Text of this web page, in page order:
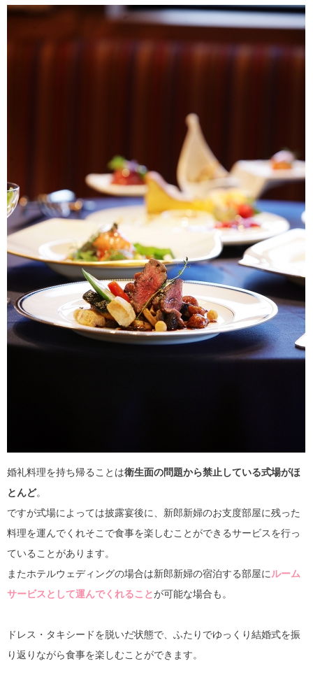
婚礼料理を持ち帰ることは衛生面の問題から禁止している式場がほ
とんど。
ですが式場によっては披露宴後に、新郎新婦のお支度部屋に残った
料理を運んでくれそこで食事を楽しむことができるサービスを行っ
ていることがあります。
またホテルウェディングの場合は新郎新婦の宿泊する部屋にルーム
サービスとして運んでくれることが可能な場合も。
ドレス・タキシードを脱いだ状態で、ふたりでゆっくり結婚式を振
り返りながら食事を楽しむことができます。